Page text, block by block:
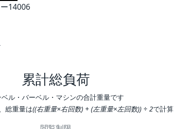
14006
累計総負荷
ベル・バーベル・マシンの合計重量です
総重量は((右重量×右回数) + (左重量×左回数)) ÷ 2で計